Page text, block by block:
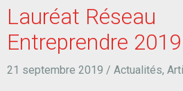
Lauréat Réseau
Entreprendre 2019
21 septembre 2019 / Actualités,